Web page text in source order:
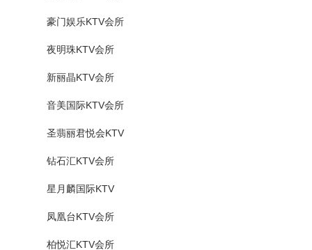
豪门娱乐KTV会所
夜明珠KTV会所
新丽晶KTV会所
音美国际KTV会所
圣翡丽君悦会KTV
钻石汇KTV会所
星月麟国际KTV
凤凰台KTV会所
柏悦汇KTV会所